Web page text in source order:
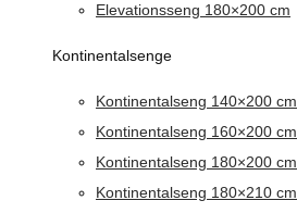
Elevationsseng 180×200 cm
Kontinentalsenge
Kontinentalseng 140×200 cm
Kontinentalseng 160×200 cm
Kontinentalseng 180×200 cm
Kontinentalseng 180×210 cm